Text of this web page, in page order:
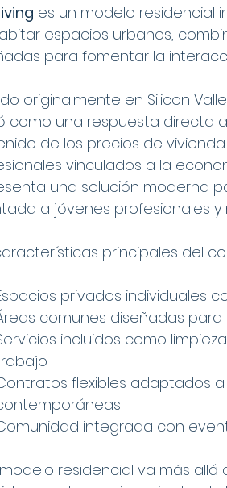
es un modelo residencial
espacios urbanos,
para fomentar la
originalmente en Silicon
como una respuesta directa
de los precios de
vinculados a la
una solución moderna
a jóvenes profesionales y
principales del
privados individuales
comunes diseñadas
incluidos como
flexibles adaptados
integrada con
residencial va más